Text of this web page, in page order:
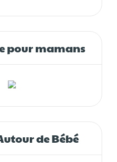
pour mamans
de Bébé